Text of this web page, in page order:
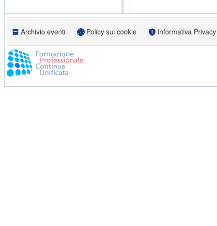
Archivio eventi Policy sui cookie Informativa Privacy